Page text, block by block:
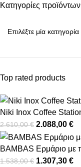
Κατηγορίες προϊόντων
Top rated products
Niki Inox Coffee
2.610,00€ 2.088,00 €
BAMBAS Ερμάριο με
1.538,00€ 1.307,30 €